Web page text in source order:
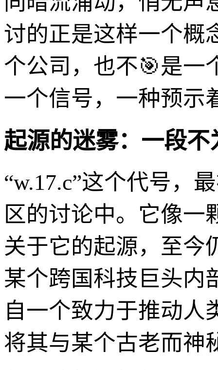
讨的正是这样一个概
个公司，也不🎯是一
一个信号，一种预示
起源的迷雾：一段
“w.17.c”这个代号，
区的讨论中。它像一
关于它的起源，至今
某个跨国科技巨头内
自一个致力于推动人
将其与某个古老而神